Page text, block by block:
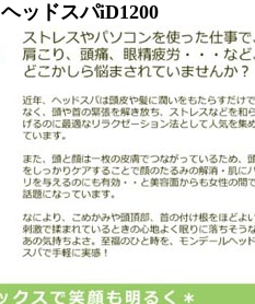
ッドスパiD1200